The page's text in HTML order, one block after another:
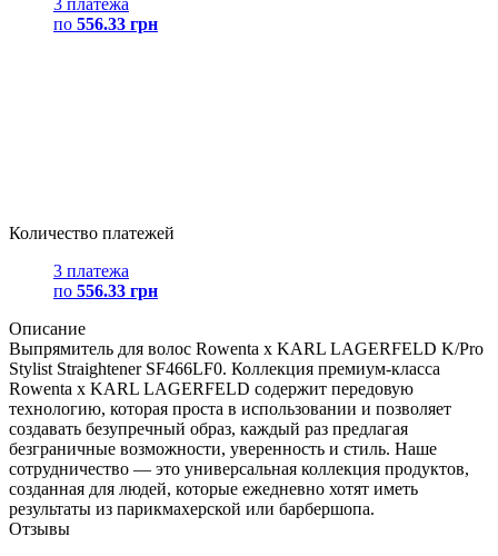
по 556.33 грн
Количество платежей
3 платежа
по 556.33 грн
Описание
Выпрямитель для волос Rowenta x KARL LAGERFELD K/Pro
Stylist Straightener SF466LF0. Коллекция премиум-класса
Rowenta x KARL LAGERFELD содержит передовую
технологию, которая проста в использовании и позволяет
создавать безупречный образ, каждый раз предлагая
безграничные возможности, уверенность и стиль. Наше
сотрудничество — это универсальная коллекция продуктов,
созданная для людей, которые ежедневно хотят иметь
результаты из парикмахерской или барбершопа.
Отзывы